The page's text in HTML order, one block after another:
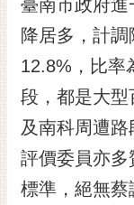
信
箱
English
日
本
語
隱
臺南市政府進
降居多，計
12.8%，比率
段，都是大
及南科周遭
評價委員亦
標準，絕無蔡